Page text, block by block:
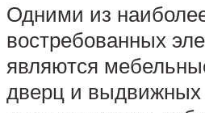
Одними из
востребованных
являются
дверц и